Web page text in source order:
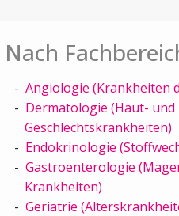
Nach
Angiologie (Krankheiten
Dermatologie (Haut- und
Geschlechtskrankheiten)
Endokrinologie
Gastroenterologie
Krankheiten)
Geriatrie